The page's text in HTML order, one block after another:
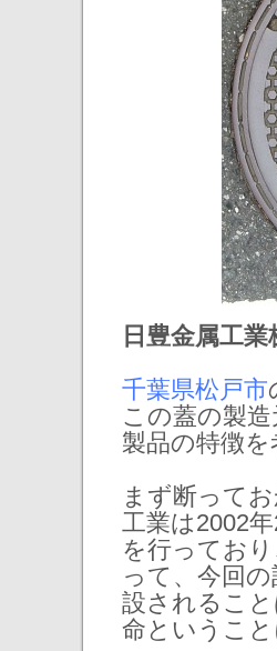
日豊金属工
千葉県松戸市
この蓋の製
製品の特徴
まず断って
工業は2002
を行ってお
って、今回
設されるこ
命ということ